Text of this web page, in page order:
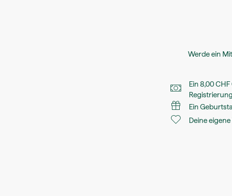
Werde ein
Ein 8,00
Registrierung
Ein
Deine